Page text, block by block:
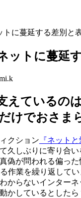
に蔓延する差別と
ットに蔓延
ているの
けでおさ
クション 『ネット
久しぶりに寄り合い
偽が問われる偏った
作業を繰り返してい
からないインターネ
かしているとしたら